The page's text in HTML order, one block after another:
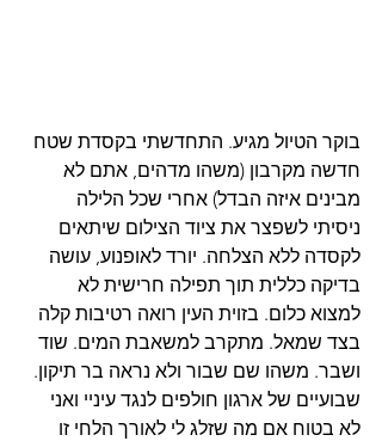
בוקר הטיול מגיע. התחדשתי בקסדת שטח
חדשה מקרבון (משהו מדהים, אתם לא
מבינים איזה הבדל) אחרי שכל הלילה
ניסיתי לשפצר את ציוד הצילום שיתאים
לקסדה ללא הצלחה. יורד לאופנוע, עושה
בדיקה כללית תוך תפילה חרישית לא
למצוא כלום. בזוית העין רואה רטיבות קלה
בצד שמאל. מתקרב למשאבת המים. שוד
ושבר. משהו שם שבור ולא נראה בר תיקון.
שבועיים של ארגון חולפים לנגד עיניי ואני
לא בטוח אם מה שזלג לי לאורך הלחי זו